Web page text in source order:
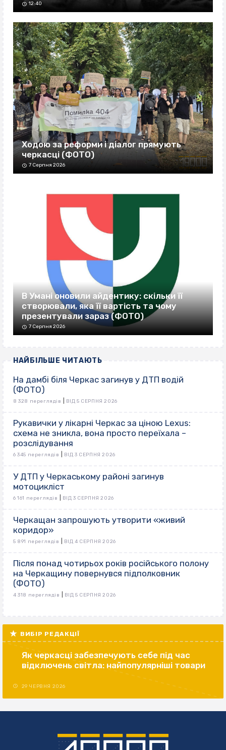
12:40
Ходою за реформи і діалог прямують
черкасці (ФОТО)
7 Серпня 2026
В Умані оновили айдентику: скільки її
створювали, яка її вартість та чому
презентували зараз (ФОТО)
7 Серпня 2026
НАЙБІЛЬШЕ ЧИТАЮТЬ
На дамбі біля Черкас загинув у ДТП водій
(ФОТО)
8 328 переглядів ВІД 5 СЕРПНЯ 2026
Рукавички у лікарні Черкас за ціною Lexus:
схема не зникла, вона просто переїхала –
розслідування
6 345 переглядів ВІД 3 СЕРПНЯ 2026
У ДТП у Черкаському районі загинув
мотоцикліст
6 161 переглядів ВІД 3 СЕРПНЯ 2026
Черкащан запрошують утворити «живий
коридор»
5 891 переглядів ВІД 4 СЕРПНЯ 2026
Після понад чотирьох років російського полону
на Черкащину повернувся підполковник
(ФОТО)
4 318 переглядів ВІД 5 СЕРПНЯ 2026
ВИБІР РЕДАКЦІЇ
Як черкасці забезпечують себе під час
відключень світла: найпопулярніші товари
29 ЧЕРВНЯ 2026